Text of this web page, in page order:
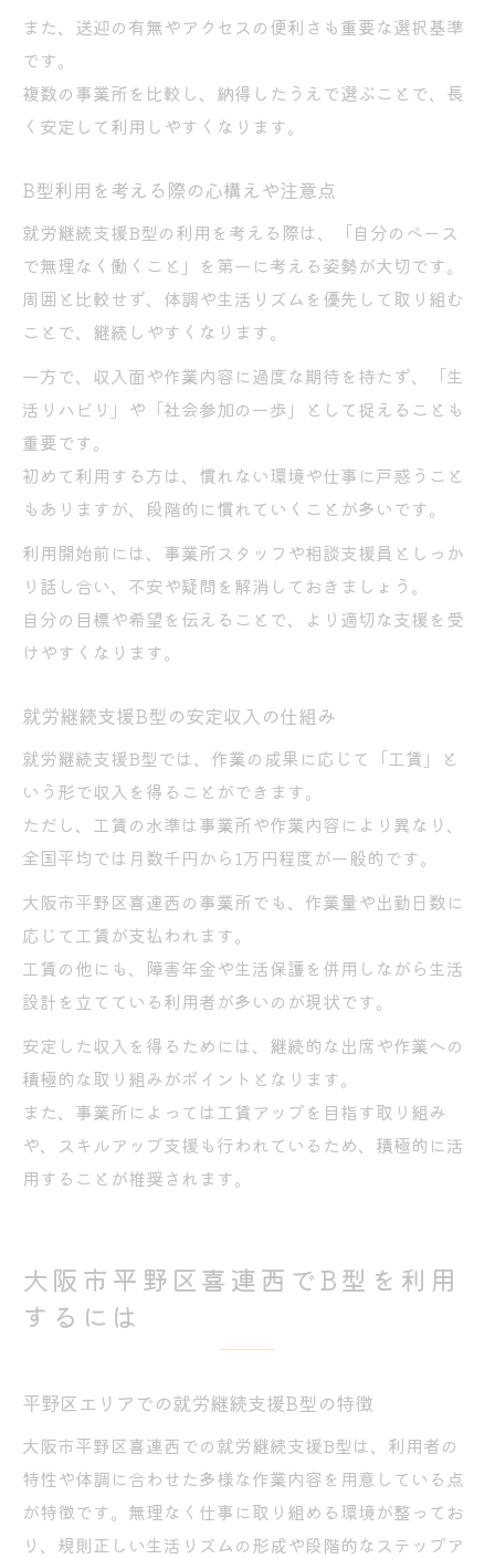
また、送迎の有無やアクセスの便利さも重要な選択基準
です。
複数の事業所を比較し、納得したうえで選ぶことで、長
く安定して利用しやすくなります。
B型利用を考える際の心構えや注意点
就労継続支援B型の利用を考える際は、「自分のペース
で無理なく働くこと」を第一に考える姿勢が大切です。
周囲と比較せず、体調や生活リズムを優先して取り組む
ことで、継続しやすくなります。
一方で、収入面や作業内容に過度な期待を持たず、「生
活リハビリ」や「社会参加の一歩」として捉えることも
重要です。
初めて利用する方は、慣れない環境や仕事に戸惑うこと
もありますが、段階的に慣れていくことが多いです。
利用開始前には、事業所スタッフや相談支援員としっか
り話し合い、不安や疑問を解消しておきましょう。
自分の目標や希望を伝えることで、より適切な支援を受
けやすくなります。
就労継続支援B型の安定収入の仕組み
就労継続支援B型では、作業の成果に応じて「工賃」と
いう形で収入を得ることができます。
ただし、工賃の水準は事業所や作業内容により異なり、
全国平均では月数千円から1万円程度が一般的です。
大阪市平野区喜連西の事業所でも、作業量や出勤日数に
応じて工賃が支払われます。
工賃の他にも、障害年金や生活保護を併用しながら生活
設計を立てている利用者が多いのが現状です。
安定した収入を得るためには、継続的な出席や作業への
積極的な取り組みがポイントとなります。
また、事業所によっては工賃アップを目指す取り組み
や、スキルアップ支援も行われているため、積極的に活
用することが推奨されます。
大阪市平野区喜連西でB型を利用
するには
平野区エリアでの就労継続支援B型の特徴
大阪市平野区喜連西での就労継続支援B型は、利用者の
特性や体調に合わせた多様な作業内容を用意している点
が特徴です。無理なく仕事に取り組める環境が整ってお
り、規則正しい生活リズムの形成や段階的なステップア